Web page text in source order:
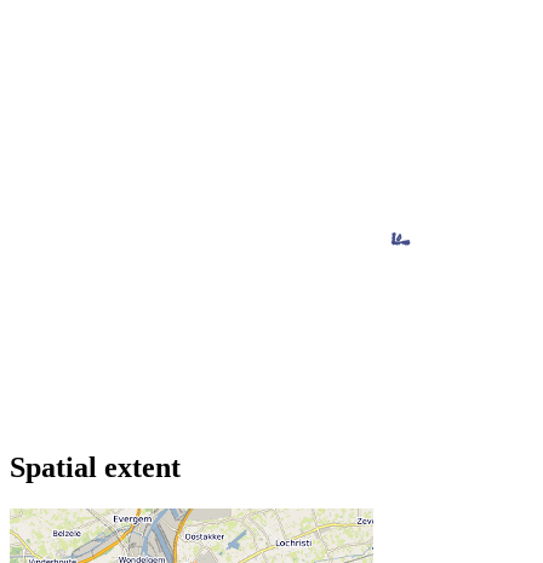
Spatial extent